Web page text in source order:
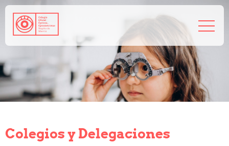
Salud visual
Preguntas frecuentes
Colegios y Delegaciones